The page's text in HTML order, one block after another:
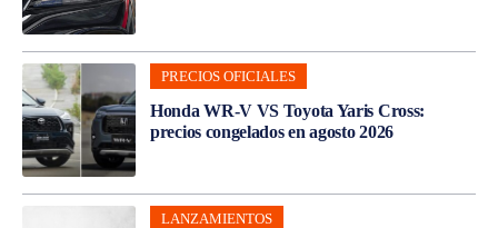
PRECIOS OFICIALES
Honda WR-V VS Toyota Yaris Cross:
precios congelados en agosto 2026
LANZAMIENTOS